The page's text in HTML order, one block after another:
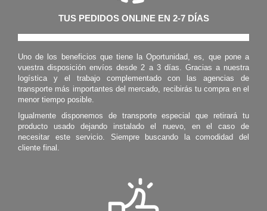
TUS PEDIDOS ONLINE EN 2-7 DÍAS
Uno de los beneficios que tiene la Oportunidad, es, que pone a
vuestra disposición envíos desde 2 a 3 días. Gracias a nuestra
logística y el trabajo complementado con las agencias de
transporte más importantes del mercado, recibirás tu compra en el
menor tiempo posible.
Igualmente disponemos de transporte especial que retirará tu
producto usado dejando instalado el nuevo, en el caso de
necesitar este servicio. Siempre buscando la comodidad del
cliente final.